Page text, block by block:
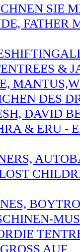
SIE
FATHER
&
DES
DAVID
& ERU -
AUF